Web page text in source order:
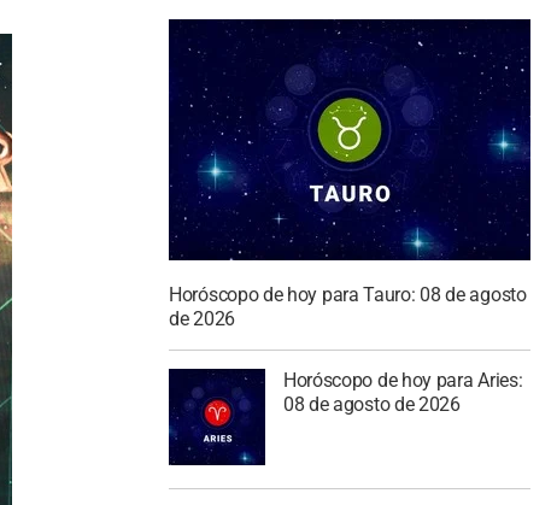
Horóscopo de hoy para Tauro: 08 de agosto
de 2026
Horóscopo de hoy para Aries:
08 de agosto de 2026